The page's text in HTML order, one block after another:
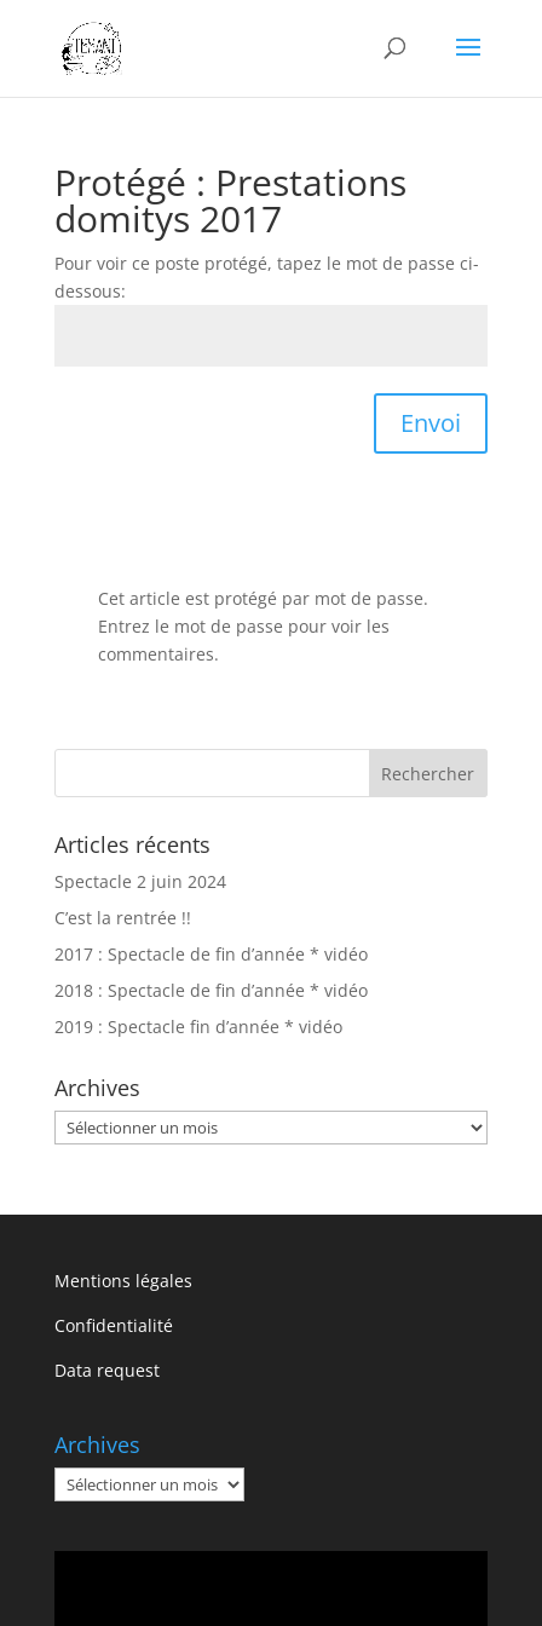
Protégé : Prestations
domitys 2017
Pour voir ce poste protégé, tapez le mot de passe ci-
dessous:
Envoi
Cet article est protégé par mot de passe.
Entrez le mot de passe pour voir les
commentaires.
Articles récents
Spectacle 2 juin 2024
C’est la rentrée !!
2017 : Spectacle de fin d’année * vidéo
2018 : Spectacle de fin d’année * vidéo
2019 : Spectacle fin d’année * vidéo
Archives
Archives
Mentions légales
Confidentialité
Data request
Archives
Archives